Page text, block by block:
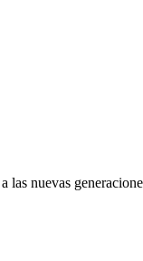
las nuevas